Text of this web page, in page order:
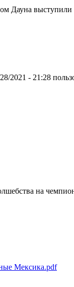
Дауна
2021 - 21:28
на
Мексика.pdf